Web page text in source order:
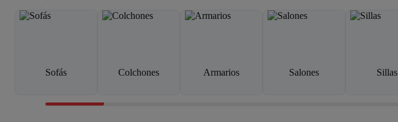
Sofás Colchones Armarios Salones Sillas